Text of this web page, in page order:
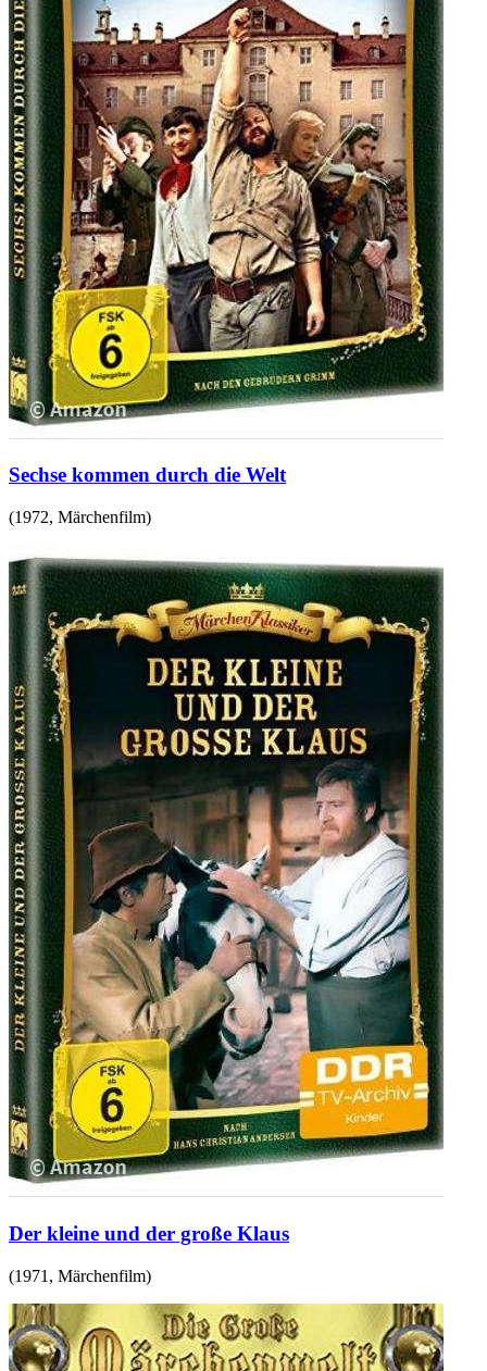
Sechse kommen durch die Welt
(1972, Märchenfilm)
Der kleine und der große Klaus
(1971 , Märchenfilm)